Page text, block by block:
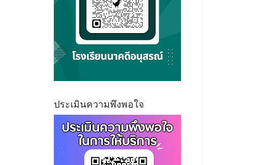
ประเมินความพึงพอใจ